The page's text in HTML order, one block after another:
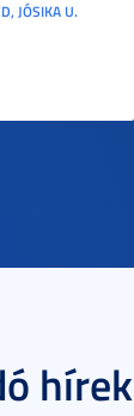
JÓSIKA U.
hírek